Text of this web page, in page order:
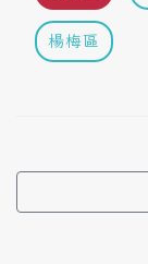
楊梅區